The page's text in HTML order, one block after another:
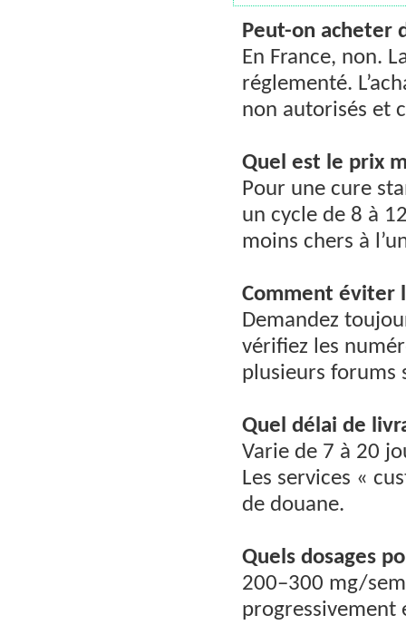
Peut-on acheter
En France, non.
réglementé.
non autorisés et
Quel est le prix
Pour une cure
un cycle de 8 à
moins chers à
Comment éviter
Demandez
vérifiez les
plusieurs forums
Quel délai de
Varie de 7 à 20
Les services «
de douane.
Quels dosages
200–300 mg/
progressivement